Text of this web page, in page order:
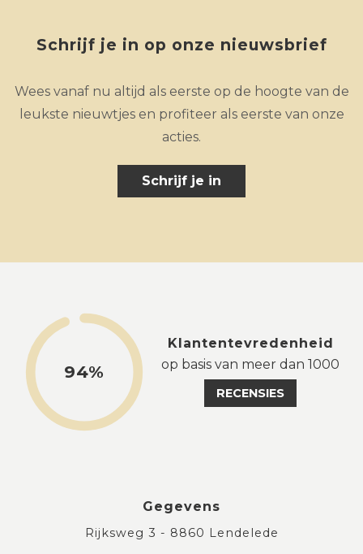
Schrijf je in op onze nieuwsbrief
Wees vanaf nu altijd als eerste op de hoogte van de
leukste nieuwtjes en profiteer als eerste van onze
acties.
Schrijf je in
94%
Klantentevredenheid
op basis van meer dan 1000
RECENSIES
Gegevens
Rijksweg 3 - 8860 Lendelede